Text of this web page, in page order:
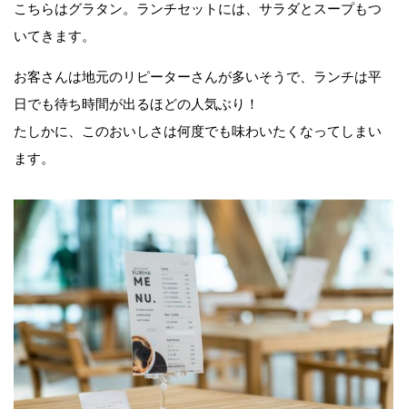
こちらはグラタン。ランチセットには、サラダとスープもつ
いてきます。
お客さんは地元のリピーターさんが多いそうで、ランチは平
日でも待ち時間が出るほどの人気ぶり！
たしかに、このおいしさは何度でも味わいたくなってしまい
ます。